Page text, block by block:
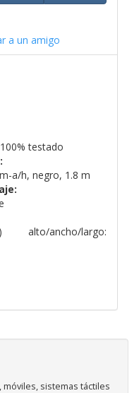
a un amigo
testado
a/h, negro, 1.8 m
alto/ancho/largo:
sistemas táctiles